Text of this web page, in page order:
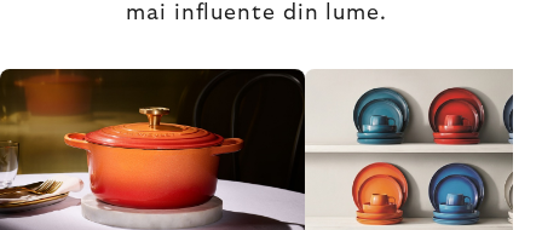
mai influente din lume.